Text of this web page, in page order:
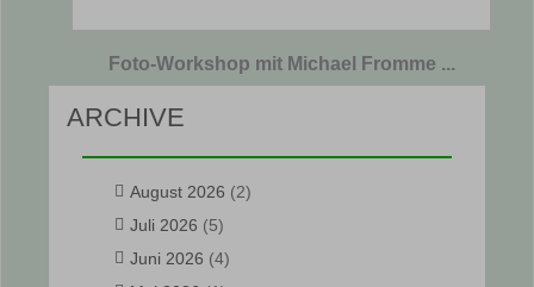
Foto-Workshop mit Michael Fromme ...
ARCHIVE
August 2026 (2)
Juli 2026 (5)
Juni 2026 (4)